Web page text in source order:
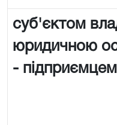
суб'єктом
юридичною
- підприємцем